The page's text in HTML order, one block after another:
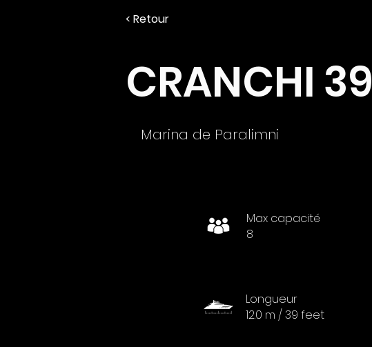
< Retour
CRANCHI 39
Marina de Paralimni
Max capacité
8
Longueur
12.0 m / 39 feet